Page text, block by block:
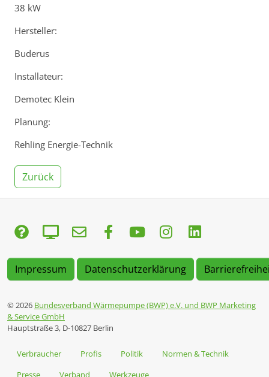
38 kW
Hersteller:
Buderus
Installateur:
Demotec Klein
Planung:
Rehling Energie-Technik
Zurück
Impressum Datenschutzerklärung
© 2026 Bundesverband Wärmepumpe (BWP) e.V. und BWP Marketing
& Service GmbH
Hauptstraße 3, D-10827 Berlin
Verbraucher Profis Politik
Normen & Technik
Presse
Verband Werkzeuge